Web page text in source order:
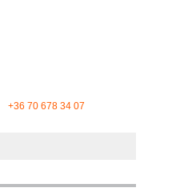
+36 70 678 34 07